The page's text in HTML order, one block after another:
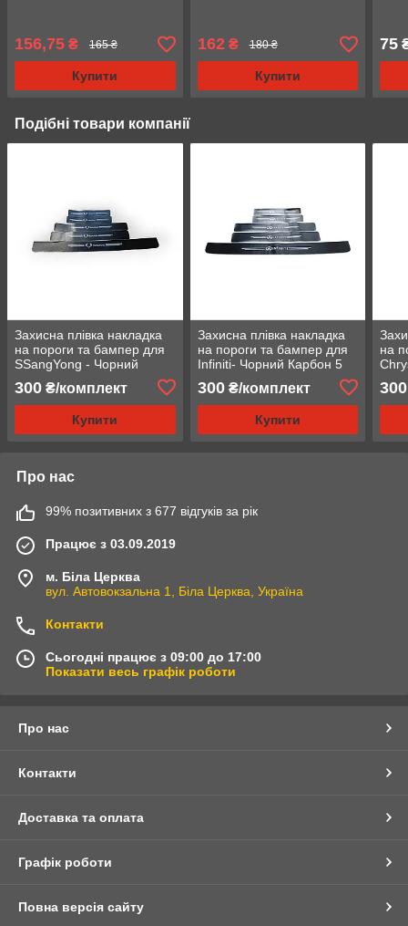
156,75 ₴ 165 ₴
Купити
162₴ 180 ₴
Купити
75
Подібні товари компанії
Захисна плівка накладка
на пороги та бампер для
SSangYong - Чорний
300 ₴/комплект
Купити
Захисна плівка накладка
на пороги та бампер для
Infiniti- Чорний Карбон 5
300₴/комплект
Купити
на
300
Про нас
99% позитивних з 677 відгуків за рік
Працює з 03.09.2019
м. Біла Церква
вул. Автовокзальна 1, Біла Церква, Україна
Контакти
Сьогодні працює з 09:00 до 17:00
Показати весь графік роботи
Про нас
Контакти
Доставка та оплата
Графік роботи
Повна версія сайту